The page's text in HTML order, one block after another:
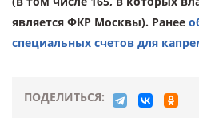
является ФКР Москвы). Ранее
специальных счетов для
ПОДЕЛИТЬСЯ: